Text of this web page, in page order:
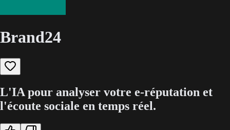
Brand24
L'IA pour analyser votre e-réputation et
l'écoute sociale en temps réel.